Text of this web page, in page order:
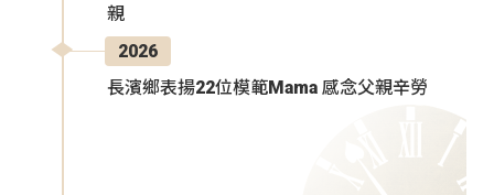
親
2026
長濱鄉表揚22位模範Mama 感念父親辛勞